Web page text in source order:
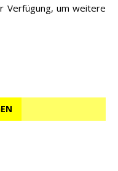
Verfügung, um weitere